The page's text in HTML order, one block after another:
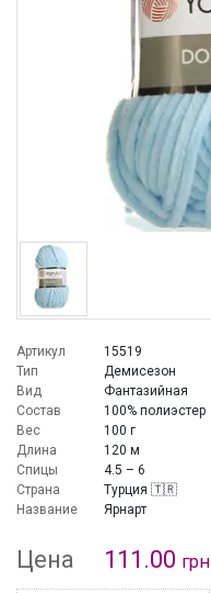
Артикул
15519
Тип
Демисезон
Вид
Фантазийная
Состав
100% полиэстер
Вес
100 г
Длина
120 м
Спицы
4.5 – 6
Страна
Турция 🇹🇷
Название
Ярнарт
Цена 111.00 грн